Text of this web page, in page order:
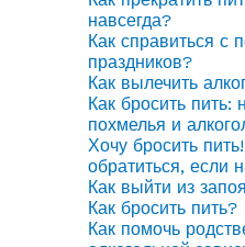
навсегда?
Как справиться с
праздников?
Как вылечить
Как бросить пить:
похмелья и
Хочу бросить
обратиться, если
Как выйти из
Как бросить пить?
Как помочь